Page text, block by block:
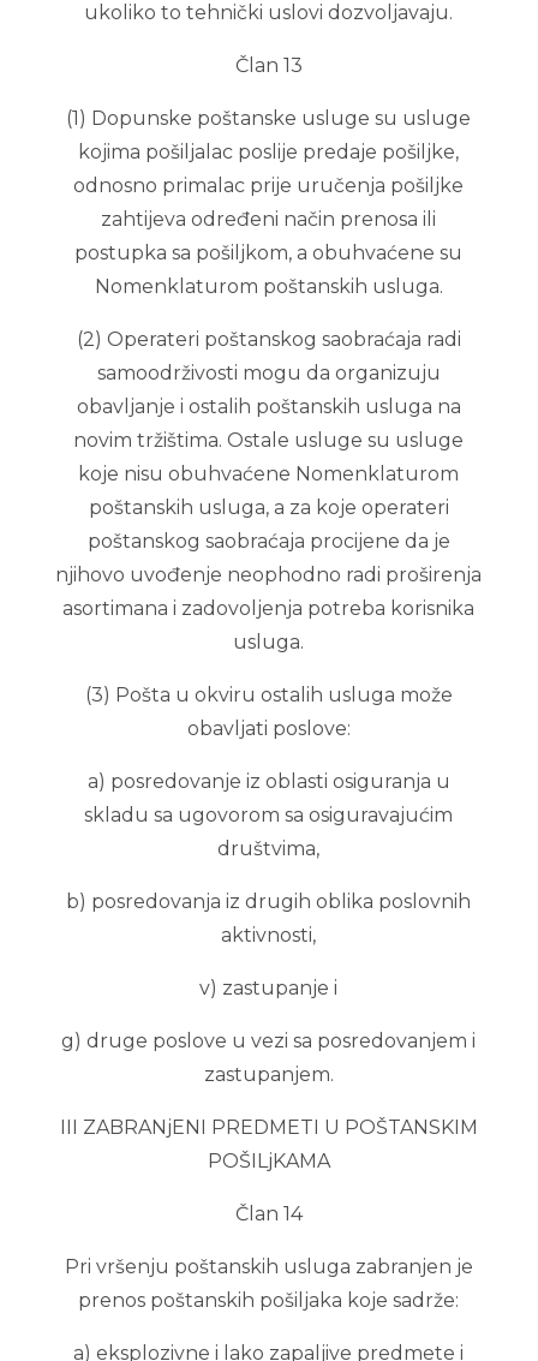
ukoliko to tehnički uslovi dozvoljavaju.
Član 13
(1) Dopunske poštanske usluge su usluge
kojima pošiljalac poslije predaje pošiljke,
odnosno primalac prije uručenja pošiljke
zahtijeva određeni način prenosa ili
postupka sa pošiljkom, a obuhvaćene su
Nomenklaturom poštanskih usluga.
(2) Operateri poštanskog saobraćaja radi
samoodrživosti mogu da organizuju
obavljanje i ostalih poštanskih usluga na
novim tržištima. Ostale usluge su usluge
koje nisu obuhvaćene Nomenklaturom
poštanskih usluga, a za koje operateri
poštanskog saobraćaja procijene da je
njihovo uvođenje neophodno radi proširenja
asortimana i zadovoljenja potreba korisnika
usluga.
(3) Pošta u okviru ostalih usluga može
obavljati poslove:
a) posredovanje iz oblasti osiguranja u
skladu sa ugovorom sa osiguravajućim
društvima,
b) posredovanja iz drugih oblika poslovnih
aktivnosti,
v) zastupanje i
g) druge poslove u vezi sa posredovanjem i
zastupanjem.
III ZABRANjENI PREDMETI U POŠTANSKIM
POŠILjKAMA
Član 14
Pri vršenju poštanskih usluga zabranjen je
prenos poštanskih pošiljaka koje sadrže:
a) eksplozivne i lako zapaljive predmete i